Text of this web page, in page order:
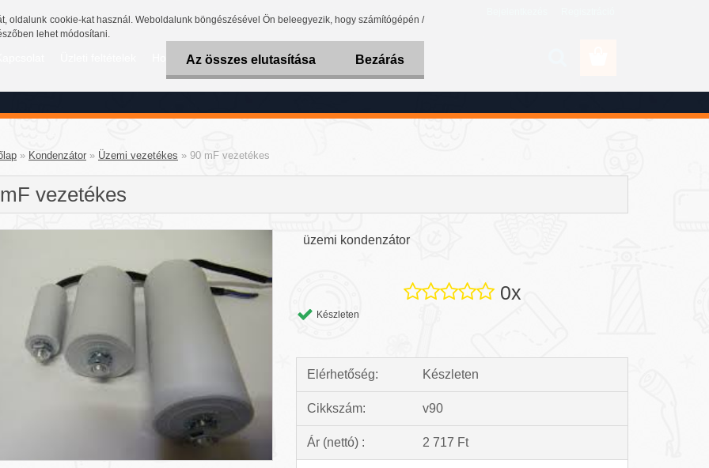
oldalunk cookie-kat használ. Weboldalunk böngészésével Ön beleegyezik, hogy számítógépén /
lehet módosítani.
Az összes elutasítása Bezárás
Hogyan vásároljunk Garancia Szállítás
» Kondenzátor » Üzemi vezetékes » 90 mF vezetékes
vezetékes
üzemi kondenzátor
0x
Készleten
Elérhetőség: Készleten
Cikkszám: v90
Ár (nettó) : 2 717 Ft